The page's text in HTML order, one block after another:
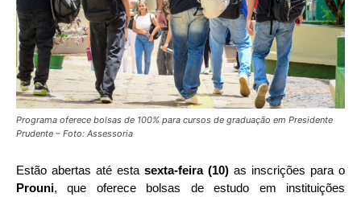
Programa oferece bolsas de 100% para cursos de graduação em Presidente
Prudente – Foto: Assessoria
Estão abertas até esta sexta-feira (10) as inscrições para o
Prouni, que oferece bolsas de estudo em instituições